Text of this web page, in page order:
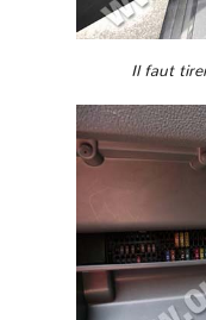
Il faut